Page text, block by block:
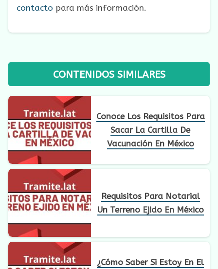
contacto para más información.
CONTENIDOS SIMILARES
Conoce Los Requisitos Para
Sacar La Cartilla De
Vacunación En México
Requisitos Para Notarial
Un Terreno Ejido En México
¿Cómo Saber Si Estoy En El